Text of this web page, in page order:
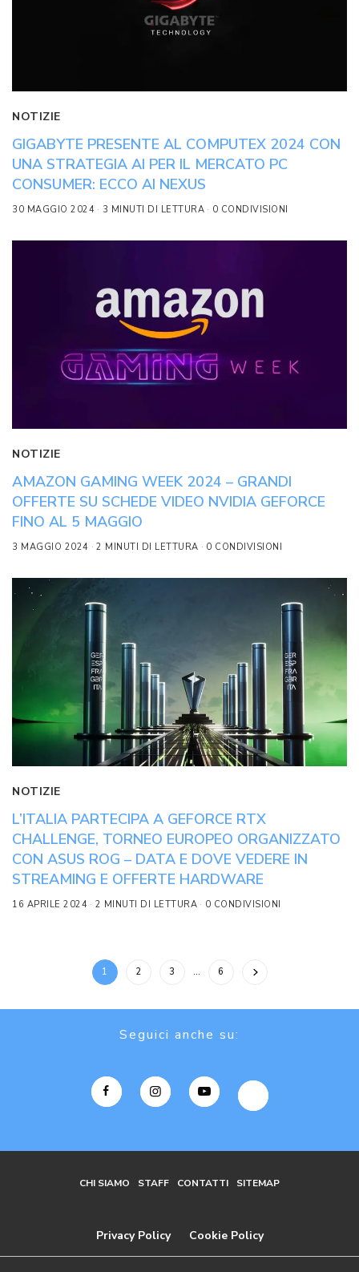
NOTIZIE
GIGABYTE PRESENTE AL COMPUTEX 2024 CON
UNA STRATEGIA AI PER IL MERCATO PC
CONSUMER: ECCO AI NEXUS
30 MAGGIO 2024 3 MINUTI DI LETTURA 0 CONDIVISIONI
NOTIZIE
AMAZON GAMING WEEK 2024 – GRANDI
OFFERTE SU SCHEDE VIDEO NVIDIA GEFORCE
FINO AL 5 MAGGIO
3 MAGGIO 2024 2 MINUTI DI LETTURA 0 CONDIVISIONI
NOTIZIE
L’ITALIA PARTECIPA A GEFORCE RTX
CHALLENGE, TORNEO EUROPEO ORGANIZZATO
CON ASUS ROG – DATA E DOVE VEDERE IN
STREAMING E OFFERTE HARDWARE
16 APRILE 2024 2 MINUTI DI LETTURA 0 CONDIVISIONI
1 2 3 … 6
Seguici anche su:
CHI SIAMO STAFF CONTATTI SITEMAP
Privacy Policy Cookie Policy